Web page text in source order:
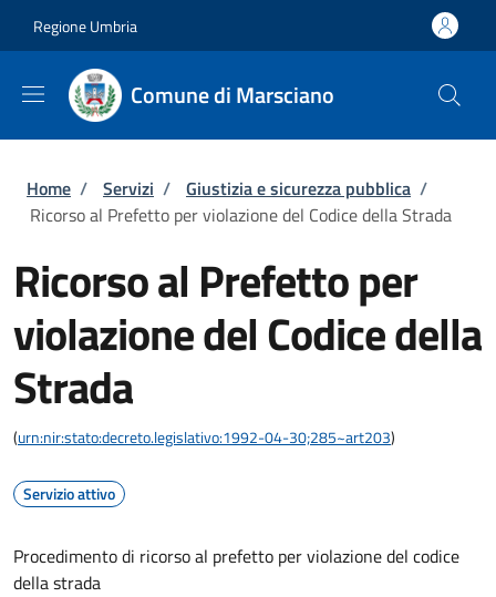
Regione Umbria
Comune di Marsciano
Briciole di pane
Home / Servizi / Giustizia e sicurezza pubblica /
Ricorso al Prefetto per violazione del Codice della Strada
Ricorso al Prefetto per
violazione del Codice della
Strada
(urn:nir:stato:decreto.legislativo:1992-04-30;285~art203)
Servizio attivo
Procedimento di ricorso al prefetto per violazione del codice
della strada